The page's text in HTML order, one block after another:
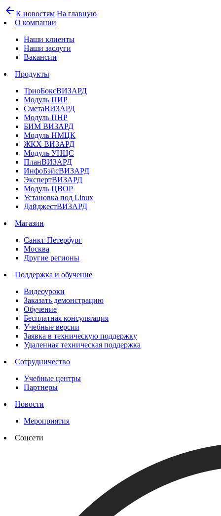
arrow_back К новостям На главную
О компании
Наши клиенты
Наши заслуги
Вакансии
Продукты
ТриоБоксВИЗАРД
Модуль ПИР
СметаВИЗАРД
Модуль ПНР
БИМ ВИЗАРД
Модуль НМЦК
ЖКХ ВИЗАРД
Модуль УНЦС
ПланВИЗАРД
ИнфоБэйсВИЗАРД
ЭкспертВИЗАРД
Модуль ЦВОР
Установка под Linux
ДайджестВИЗАРД
Магазин
Санкт-Петербург
Москва
Другие регионы
Поддержка и обучение
Видеоуроки
Заказать демонстрацию
Обучение
Бесплатная консультация
Учебные версии
Заявка в техническую поддержку
Удаленная техническая поддержка
Сотрудничество
Учебные центры
Партнеры
Новости
Мероприятия
Соцсети